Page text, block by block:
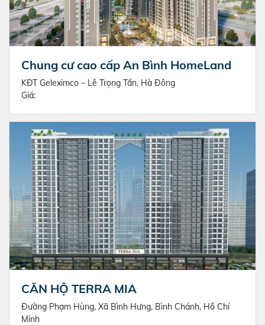
Chung cư cao cấp An Bình HomeLand
KĐT Geleximco – Lê Trọng Tấn, Hà Đông
Giá:
CĂN HỘ TERRA MIA
Đường Phạm Hùng, Xã Bình Hưng, Bình Chánh, Hồ Chí
Minh